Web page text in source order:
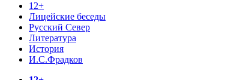
12+
Лицейские беседы
Русский Север
Литература
История
И.С.Фрадков